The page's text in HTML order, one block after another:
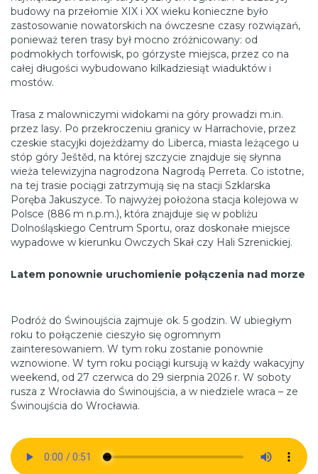
budowy na przełomie XIX i XX wieku konieczne było
zastosowanie nowatorskich na ówczesne czasy rozwiązań,
ponieważ teren trasy był mocno zróżnicowany: od
podmokłych torfowisk, po górzyste miejsca, przez co na
całej długości wybudowano kilkadziesiąt wiaduktów i
mostów.
Trasa z malowniczymi widokami na góry prowadzi m.in.
przez lasy. Po przekroczeniu granicy w Harrachovie, przez
czeskie stacyjki dojeżdżamy do Liberca, miasta leżącego u
stóp góry Ještěd, na której szczycie znajduje się słynna
wieża telewizyjna nagrodzona Nagrodą Perreta. Co istotne,
na tej trasie pociągi zatrzymują się na stacji Szklarska
Poręba Jakuszyce. To najwyżej położona stacja kolejowa w
Polsce (886 m n.p.m.), która znajduje się w pobliżu
Dolnośląskiego Centrum Sportu, oraz doskonałe miejsce
wypadowe w kierunku Owczych Skał czy Hali Szrenickiej.
Latem ponownie uruchomienie połączenia nad morze
Podróż do Świnoujścia zajmuje ok. 5 godzin. W ubiegłym
roku to połączenie cieszyło się ogromnym
zainteresowaniem. W tym roku zostanie ponownie
wznowione. W tym roku pociągi kursują w każdy wakacyjny
weekend, od 27 czerwca do 29 sierpnia 2026 r. W soboty
rusza z Wrocławia do Świnoujścia, a w niedziele wraca – ze
Świnoujścia do Wrocławia.